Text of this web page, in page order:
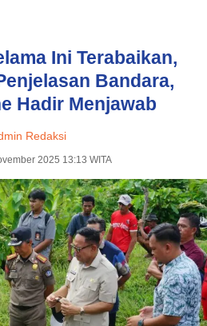
Ini Terabaikan,
Bandara,
Hadir Menjawab
Redaksi
2025 13:13 WITA